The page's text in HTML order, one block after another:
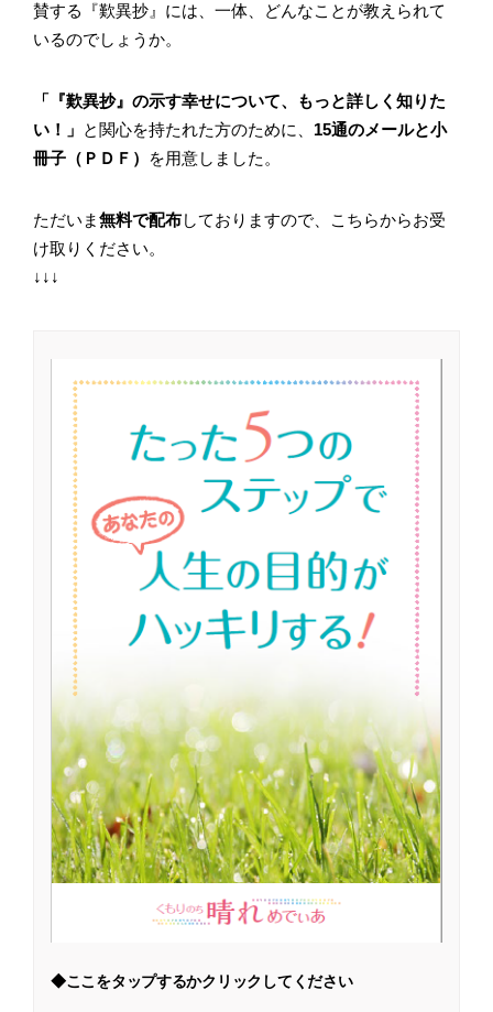
賛する『歎異抄』には、一体、どんなことが教えられて
いるのでしょうか。
「『歎異抄』の示す幸せについて、もっと詳しく知りた
い！」 と関心を持たれた方のために、 15通のメールと小
冊子（ＰＤＦ）
を用意しました。
ただいま無料で配布しておりますので、こちらからお受
け取りください。
↓↓↓
◆ここをタップするかクリックしてください